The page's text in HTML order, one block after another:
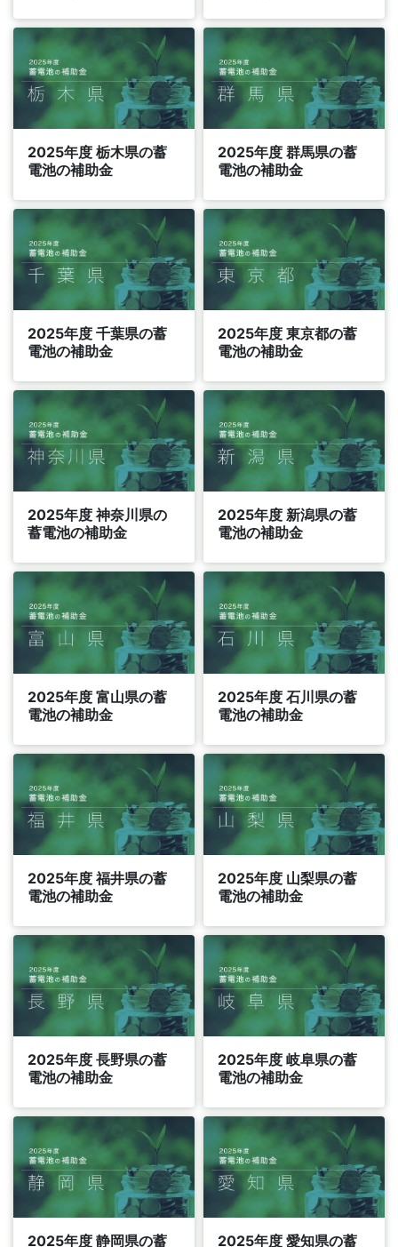
2025年度 栃木県の蓄
電池の補助金
2025年度 群馬県の蓄
電池の補助金
2025年度 千葉県の蓄
電池の補助金
2025年度 東京都の蓄
電池の補助金
2025年度 神奈川県の
蓄電池の補助金
2025年度 新潟県の蓄
電池の補助金
2025年度 富山県の蓄
電池の補助金
2025年度 石川県の蓄
電池の補助金
2025年度 福井県の蓄
電池の補助金
2025年度 山梨県の蓄
電池の補助金
2025年度 長野県の蓄
電池の補助金
2025年度 岐阜県の蓄
電池の補助金
2025年度 静岡県の蓄 2025年度 愛知県の蓄